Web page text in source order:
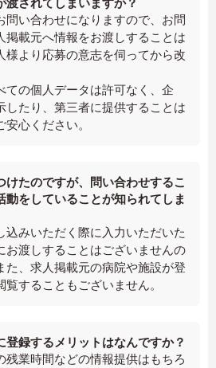
渡されてしまいますか？
問い合わせになりますので、お問
掲載元へ情報をお渡しすることは
様より応募の意志を伺ってから改
ての個人データは許可なく、企
したり、第三者に提供することは
心ください。
けたのですが、問い合わせするこ
動をしていることが知られてしま
込みいただく際に入力いただいた
お渡しすることはございませんの
た、求人掲載元の病院や施設が登
することもございません。
登録するメリットはなんですか？
残業時間などの情報提供はもちろ